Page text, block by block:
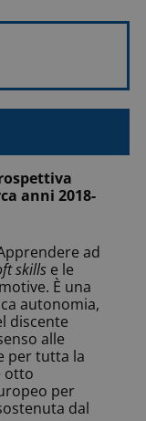
anni 2018-
ad
skills e le
È una
autonomia,
discente
alle
per tutta la
otto
per
dal